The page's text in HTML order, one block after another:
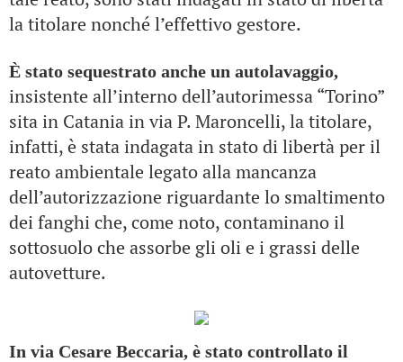
la titolare nonché l’effettivo gestore.
È stato sequestrato anche un autolavaggio,
insistente all’interno dell’autorimessa “Torino”
sita in Catania in via P. Maroncelli, la titolare,
infatti, è stata indagata in stato di libertà per il
reato ambientale legato alla mancanza
dell’autorizzazione riguardante lo smaltimento
dei fanghi che, come noto, contaminano il
sottosuolo che assorbe gli oli e i grassi delle
autovetture.
In via Cesare Beccaria, è stato controllato il